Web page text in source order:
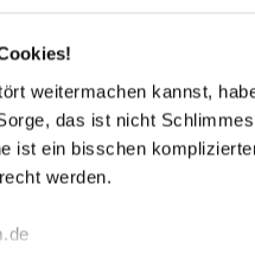
weitermachen kannst,
das ist nicht
ist ein bisschen
werden.